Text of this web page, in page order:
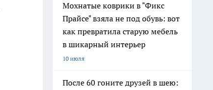
Мохнатые коврики в "Фикс
Прайсе" взяла не под обувь: вот
как превратила старую мебель
в шикарный интерьер
10 июля
После 60 гоните друзей в шею: